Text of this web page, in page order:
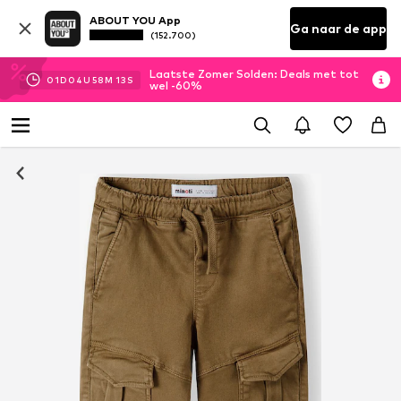
ABOUT YOU App
(152.700) Ga naar de app
01D 04U 58M 12 S
Laatste Zomer Solden: Deals met tot
wel -60%